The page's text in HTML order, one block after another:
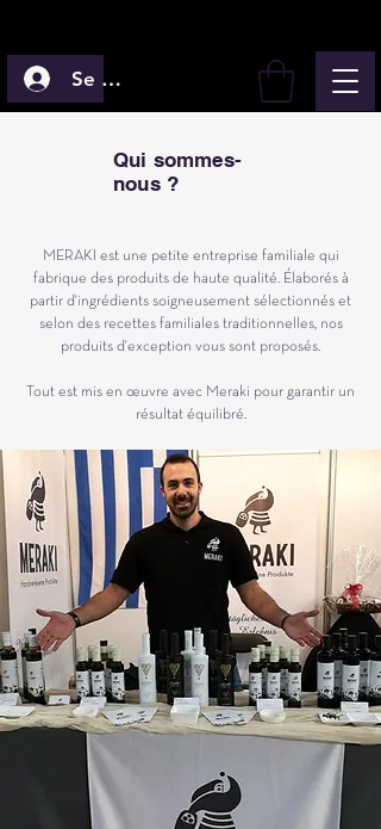
Se connecter
Qui sommes-
nous ?
MERAKI est une petite entreprise familiale qui
fabrique des produits de haute qualité. Élaborés à
partir d'ingrédients soigneusement sélectionnés et
selon des recettes familiales traditionnelles, nos
produits d'exception vous sont proposés.
Tout est mis en œuvre avec Meraki pour garantir un
résultat équilibré.